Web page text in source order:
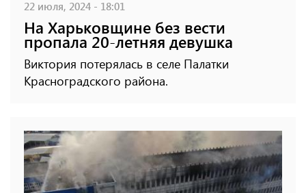
22 июля, 2024 - 18:01
На Харьковщине без вести
пропала 20-летняя девушка
Виктория потерялась в селе Палатки
Красноградского района.